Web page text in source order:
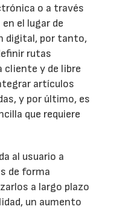
o a través
el lugar de
digital, por tanto,
rutas
cliente y de libre
artículos
y por último, es
que requiere
al usuario a
de forma
a largo plazo
un aumento